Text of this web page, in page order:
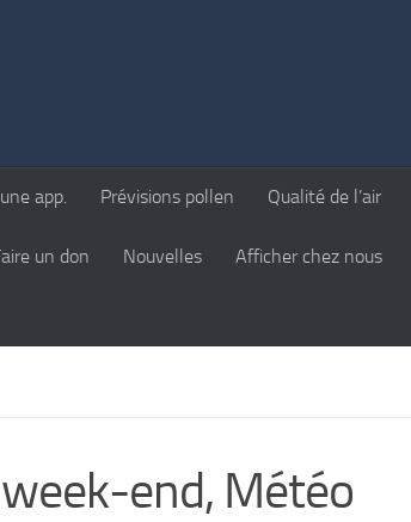
app. Prévisions pollen Qualité de l’air
un don Nouvelles Afficher chez nous
end, Météo